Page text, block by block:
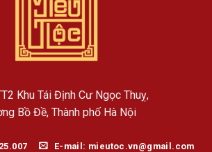
Khu Tái Định Cư Ngọc Thuỵ,
Bồ Đề, Thành phố Hà Nội
E-mail: mieutoc.vn@gmail.com